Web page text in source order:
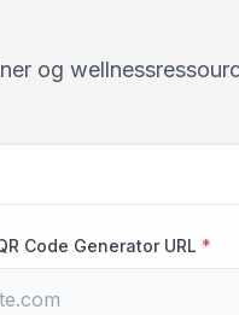
og
Code Generator URL *